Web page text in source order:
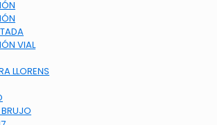
VIAL
LLORENS